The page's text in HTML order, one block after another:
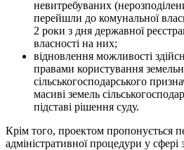
невитребуваних
перейшли до комунальної
2 роки з дня державної
власності на них;
відновлення можливості
правами користування
сільськогосподарського
масиві земель
підставі рішення суду.
Крім того, проектом пропонується
адміністративної процедури у